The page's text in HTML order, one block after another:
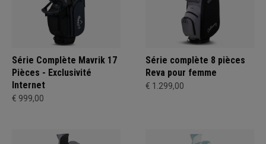
Série Complète Mavrik 17
Pièces - Exclusivité
Internet
€ 999,00
Série complète 8 pièces
Reva pour femme
€ 1.299,00